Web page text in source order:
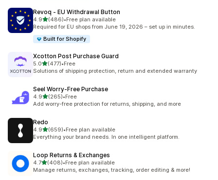
Revoq ‑ EU Withdrawal Button
4.9เต็ม 5 ดาว
(486)
ทั้งหมด 486 รีวิว
•Free plan available
Required for EU shops from June 19, 2026 – set up in minutes.
Built for Shopify
Xcotton Post Purchase Guard
5.0เต็ม 5 ดาว
(477)
ทั้งหมด 477 รีวิว
•Free
Solutions of shipping protection, return and extended warranty
Seel Worry‑Free Purchase
4.9เต็ม 5 ดาว
(265)
ทั้งหมด 265 รีวิว
•Free
Add worry-free protection for returns, shipping, and more
Redo
4.9เต็ม 5 ดาว
(659)
ทั้งหมด 659 รีวิว
•Free plan available
Everything your brand needs. In one intelligent platform.
Loop Returns & Exchanges
4.7เต็ม 5 ดาว
(408)
ทั้งหมด 408 รีวิว
•Free plan available
Manage returns, exchanges, tracking, order editing & more!